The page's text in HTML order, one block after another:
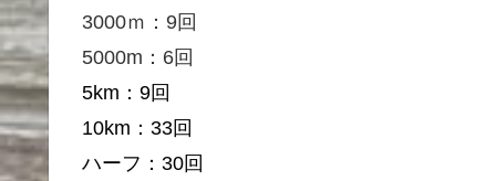
3000ｍ：9回
5000m：6回
5km：9回
10km：33回
ハーフ：30回